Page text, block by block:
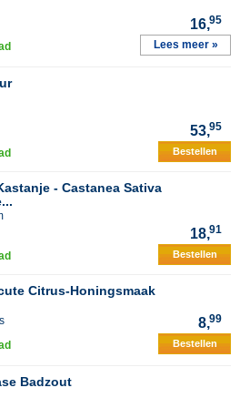
16,95
Lees meer »
53,95
Bestellen
- Castanea Sativa
18,91
Bestellen
Citrus-Honingsmaak
8,99
Bestellen
Badzout